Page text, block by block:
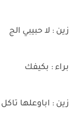
زين : لا حبيبي الج
براء : بكيفك
زين : اباوعلها